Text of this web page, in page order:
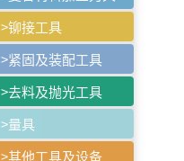
>铆接工具
>紧固及装配工具
>去料及抛光工具
>量具
>其他工具及设备